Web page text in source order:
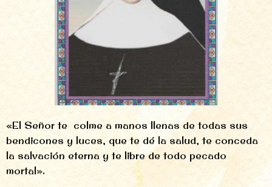
«El Señor te colme a manos llenas de todas sus
bendicones y luces, que te dé la salud, te conceda
la salvación eterna y te libre de todo pecado
mortal».